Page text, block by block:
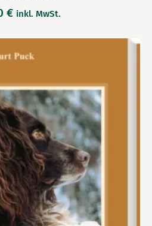
€ inkl. MwSt.